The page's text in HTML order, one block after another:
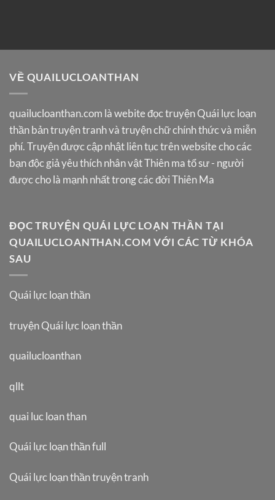
VỀ QUAILUCLOANTHAN
quailucloanthan.com là webite đọc truyện Quái lực loạn
thần bản truyện tranh và truyện chữ chính thức và miễn
phí. Truyện được cập nhật liên tục trên website cho các
bạn độc giả yêu thích nhân vật Thiên ma tổ sư - người
được cho là mạnh nhất trong các đời Thiên Ma
ĐỌC TRUYỆN QUÁI LỰC LOẠN THẦN TẠI
QUAILUCLOANTHAN.COM VỚI CÁC TỪ KHÓA
SAU
Quái lực loạn thần
truyện Quái lực loạn thần
quailucloanthan
qllt
quai luc loan than
Quái lực loạn thần full
Quái lực loạn thần truyện tranh